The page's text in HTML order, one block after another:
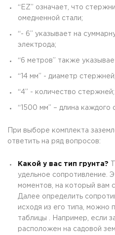
“EZ” означает, что
омедненной стали;
“- 6” указывает на
электрода;
“6 метров” также
“14 мм” - диаметр стержней;
“4” - количество стержней;
“1500 мм” – длина каждого
При выборе комплекта
ответить на ряд вопросов:
Какой у вас тип грунта?
удельное сопротивление.
моментов, на который вам
Далее определить
исходя из его типа, можно
таблицы . Например, если
расположен на садовой